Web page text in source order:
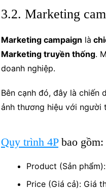
3.2. Marketing
Marketing campaign là
Marketing truyền thống.
doanh nghiệp.
Bên cạnh đó, đây là
ảnh thương hiệu với người
Quy trình 4Pbao gồm:
Product (Sản
Price (Giá cả): Giá